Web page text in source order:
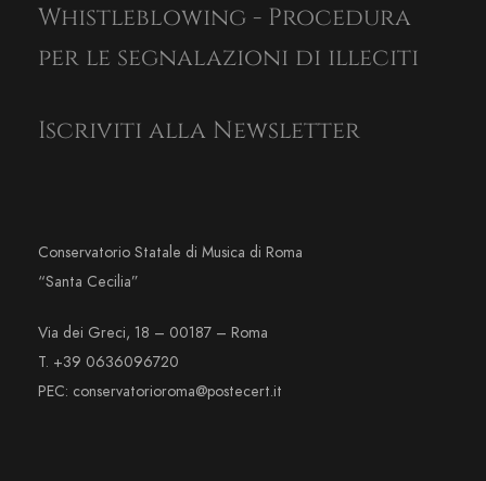
Whistleblowing - Procedura
per le segnalazioni di illeciti
Iscriviti alla Newsletter
Conservatorio Statale di Musica di Roma
“Santa Cecilia”
Via dei Greci, 18 – 00187 – Roma
T. +39 0636096720
PEC: conservatorioroma@postecert.it